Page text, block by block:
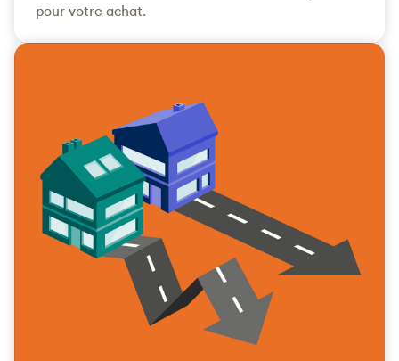
pour votre achat.